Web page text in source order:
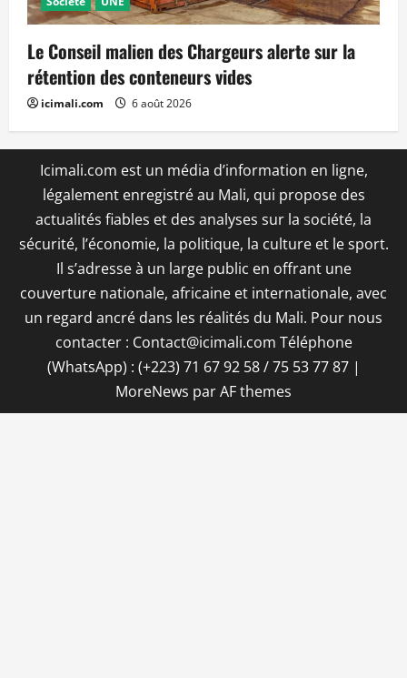
Le Conseil malien des Chargeurs alerte sur la
rétention des conteneurs vides
icimali.com 6 août 2026
Icimali.com est un média d’information en ligne,
légalement enregistré au Mali, qui propose des
actualités fiables et des analyses sur la société, la
sécurité, l’économie, la politique, la culture et le sport.
Il s’adresse à un large public en offrant une
couverture nationale, africaine et internationale, avec
un regard ancré dans les réalités du Mali. Pour nous
contacter : Contact@icimali.com Téléphone
(WhatsApp) : (+223) 71 67 92 58 / 75 53 77 87 |
MoreNews par AF themes